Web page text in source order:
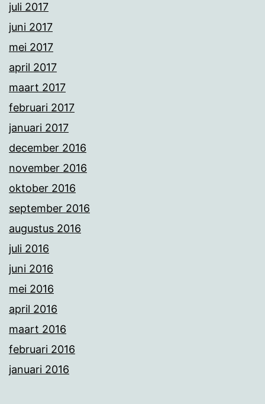
juli 2017
juni 2017
mei 2017
april 2017
maart 2017
februari 2017
januari 2017
december 2016
november 2016
oktober 2016
september 2016
augustus 2016
juli 2016
juni 2016
mei 2016
april 2016
maart 2016
februari 2016
januari 2016